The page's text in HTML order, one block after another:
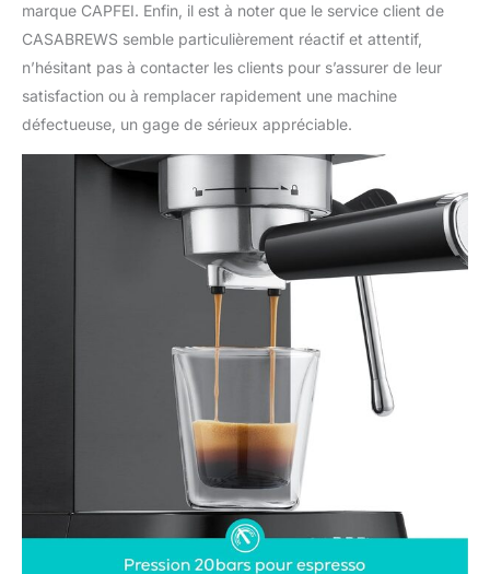
marque CAPFEI. Enfin, il est à noter que le service client de
CASABREWS semble particulièrement réactif et attentif,
n’hésitant pas à contacter les clients pour s’assurer de leur
satisfaction ou à remplacer rapidement une machine
défectueuse, un gage de sérieux appréciable.